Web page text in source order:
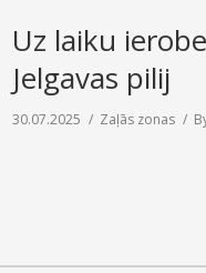
Uz laiku
Jelgavas pilij
30.07.2025 Zaļās zonas